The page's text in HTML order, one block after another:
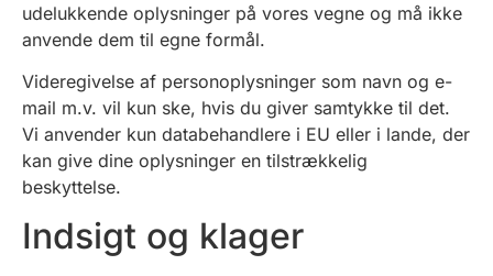
udelukkende oplysninger på vores vegne og må ikke
anvende dem til egne formål.
Videregivelse af personoplysninger som navn og e-
mail m.v. vil kun ske, hvis du giver samtykke til det.
Vi anvender kun databehandlere i EU eller i lande, der
kan give dine oplysninger en tilstrækkelig
beskyttelse.
Indsigt og klager